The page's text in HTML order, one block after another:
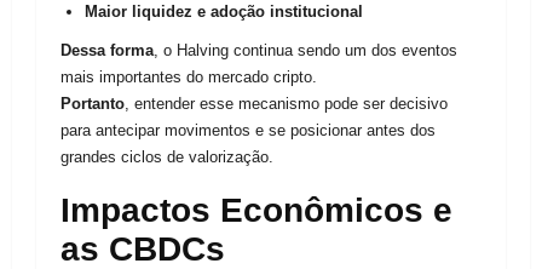
Maior liquidez e adoção institucional
Dessa forma , o Halving continua sendo um dos eventos
mais importantes do mercado cripto.
Portanto , entender esse mecanismo pode ser decisivo
para antecipar movimentos e se posicionar antes dos
grandes ciclos de valorização.
Impactos Econômicos e
as CBDCs